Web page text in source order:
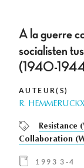
A la guerre
socialisten
(1940-
AUTEUR(S)
R. HEMMERUCKX
Resistance
Collaboration
1993 3-4